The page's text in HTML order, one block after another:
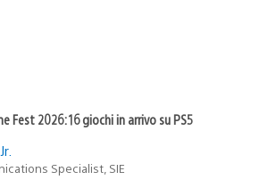
Fest 2026: 16 giochi in arrivo su PS5
Specialist, SIE